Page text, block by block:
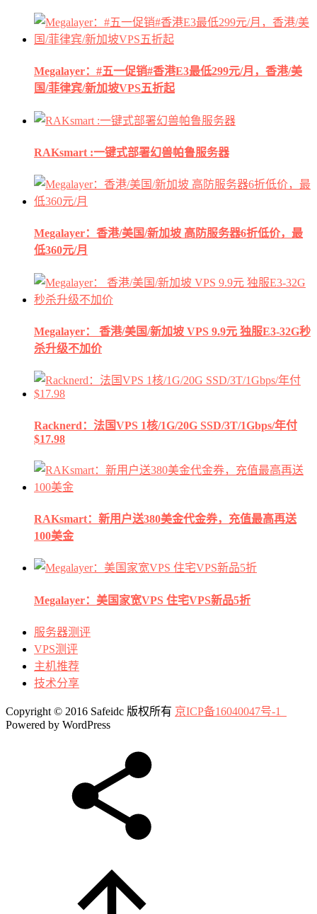
Megalayer：#五一促销#香港E3最低299元/月，香港/美
国/菲律宾/新加坡VPS五折起
RAKsmart :一键式部署幻兽帕鲁服务器
Megalayer：香港/美国/新加坡 高防服务器6折低价，最
低360元/月
Megalayer： 香港/美国/新加坡 VPS 9.9元 独服E3-32G秒
杀升级不加价
Racknerd：法国VPS 1核/1G/20G SSD/3T/1Gbps/年付
$17.98
RAKsmart：新用户送380美金代金券，充值最高再送
100美金
Megalayer：美国家宽VPS 住宅VPS新品5折
服务器测评
VPS测评
主机推荐
技术分享
Copyright © 2016 Safeidc 版权所有 京ICP备16040047号-1
Powered by WordPress